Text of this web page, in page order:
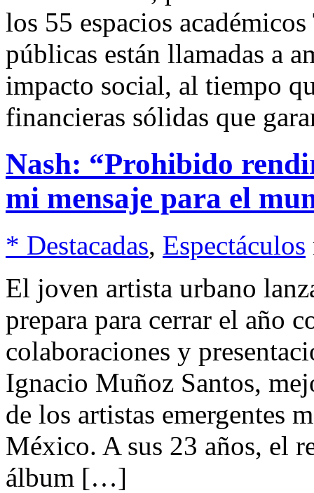
los 55 espacios
públicas están llamadas a
impacto social, al tiempo
financieras sólidas que
Nash: “Prohibido
mi mensaje para el
* Destacadas, Espectáculos
El joven artista urbano
prepara para cerrar el año
colaboraciones y
Ignacio Muñoz Santos,
de los artistas emergentes
México. A sus 23 años, el
álbum […]